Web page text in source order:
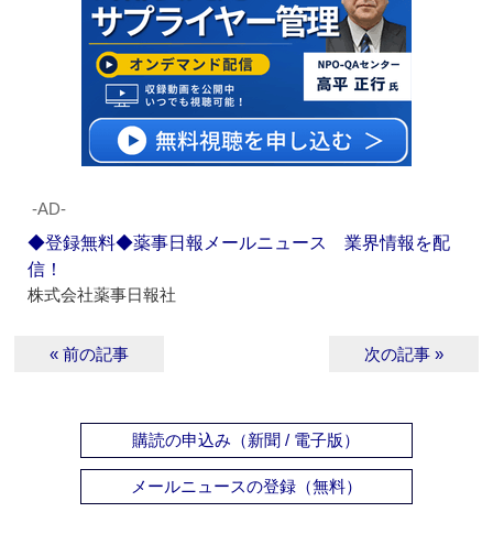
‐AD‐
◆登録無料◆薬事日報メールニュース 業界情報を配
信！
株式会社薬事日報社
« 前の記事 次の記事 »
購読の申込み（新聞 / 電子版）
メールニュースの登録（無料）